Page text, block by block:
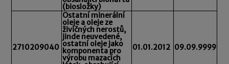
(biosložky)
2710209040
Ostatní minerální
oleje a oleje ze
živičných nerostů,
jinde neuvedené,
ostatní oleje jako
komponenta pro
výrobu mazacích
01.01.2012 09.09.9999